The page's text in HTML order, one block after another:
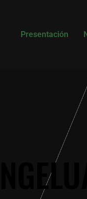
Presentación